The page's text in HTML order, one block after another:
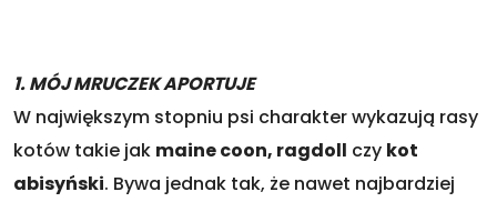
1. MÓJ MRUCZEK APORTUJE
W największym stopniu psi charakter wykazują rasy
kotów takie jak maine coon, ragdoll czy kot
abisyński. Bywa jednak tak, że nawet najbardziej